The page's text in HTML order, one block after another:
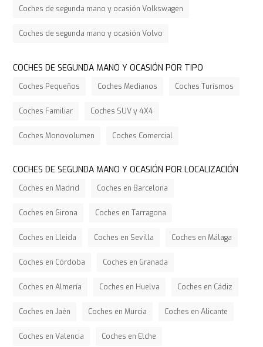
Coches de segunda mano y ocasión Volkswagen
Coches de segunda mano y ocasión Volvo
COCHES DE SEGUNDA MANO Y OCASIÓN POR TIPO
Coches Pequeños Coches Medianos Coches Turismos
Coches Familiar Coches SUV y 4X4
Coches Monovolumen Coches Comercial
COCHES DE SEGUNDA MANO Y OCASIÓN POR LOCALIZACIÓN
Coches en Madrid Coches en Barcelona
Coches en Girona Coches en Tarragona
Coches en Lleida Coches en Sevilla Coches en Málaga
Coches en Córdoba Coches en Granada
Coches en Almería Coches en Huelva Coches en Cádiz
Coches en Jaén Coches en Murcia Coches en Alicante
Coches en Valencia Coches en Elche